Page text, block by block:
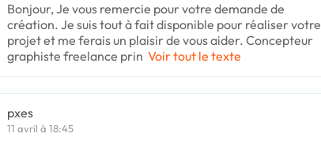
Bonjour, Je vous remercie pour votre demande de
création. Je suis tout à fait disponible pour réaliser votre
projet et me ferais un plaisir de vous aider. Concepteur
graphiste freelance prin Voir tout le texte
pxes
11 avril à 18:45